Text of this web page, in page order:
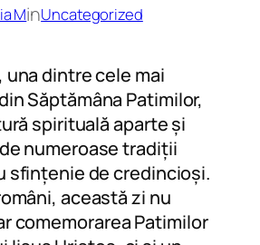
MinUncategorized
una dintre cele mai
Săptămâna Patimilor,
spirituală aparte și
numeroase tradiții
sfințenie de credincioși.
această zi nu
comemorarea Patimilor